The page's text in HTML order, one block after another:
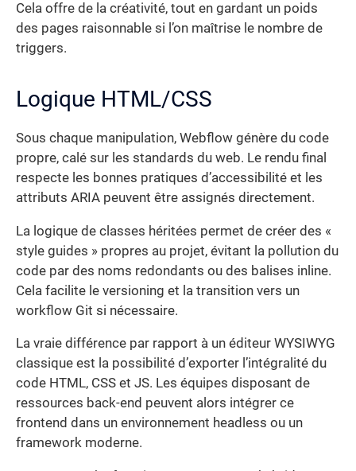
Cela offre de la créativité, tout en gardant un poids
des pages raisonnable si l’on maîtrise le nombre de
triggers.
Logique HTML/CSS
Sous chaque manipulation, Webflow génère du code
propre, calé sur les standards du web. Le rendu final
respecte les bonnes pratiques d’accessibilité et les
attributs ARIA peuvent être assignés directement.
La logique de classes héritées permet de créer des «
style guides » propres au projet, évitant la pollution du
code par des noms redondants ou des balises inline.
Cela facilite le versioning et la transition vers un
workflow Git si nécessaire.
La vraie différence par rapport à un éditeur WYSIWYG
classique est la possibilité d’exporter l’intégralité du
code HTML, CSS et JS. Les équipes disposant de
ressources back-end peuvent alors intégrer ce
frontend dans un environnement headless ou un
framework moderne.